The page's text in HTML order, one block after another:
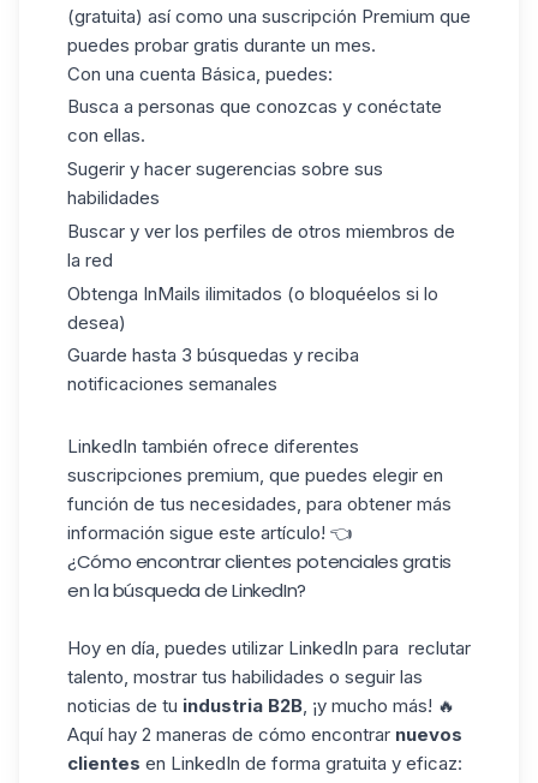
(gratuita) así como una suscripción Premium que
puedes probar gratis durante un mes.
Con una cuenta Básica, puedes:
Busca a personas que conozcas y conéctate
con ellas.
Sugerir y hacer sugerencias sobre sus
habilidades
Buscar y ver los perfiles de otros miembros de
la red
Obtenga InMails ilimitados (o bloquéelos si lo
desea)
Guarde hasta 3 búsquedas y reciba
notificaciones semanales
LinkedIn también ofrece diferentes
suscripciones premium, que puedes elegir en
función de tus necesidades, para obtener más
información sigue este artículo! 👈
¿Cómo encontrar clientes potenciales gratis
en la búsqueda de LinkedIn?
Hoy en día, puedes utilizar LinkedIn para reclutar
talento, mostrar tus habilidades o seguir las
noticias de tu industria B2B, ¡y mucho más! 🔥
Aquí hay 2 maneras de cómo encontrar nuevos
clientes en LinkedIn de forma gratuita y eficaz: